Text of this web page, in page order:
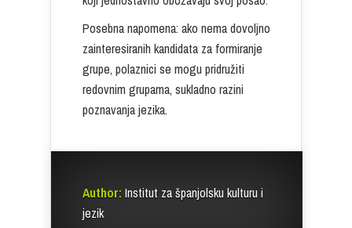
Posebna napomena: ako nema dovoljno
zainteresiranih kandidata za formiranje
grupe, polaznici se mogu pridružiti
redovnim grupama, sukladno razini
poznavanja jezika.
Author: Institut za španjolsku kulturu i
jezik